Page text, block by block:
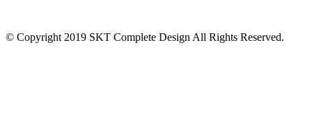
© Copyright 2019 SKT Complete Design All Rights Reserved.